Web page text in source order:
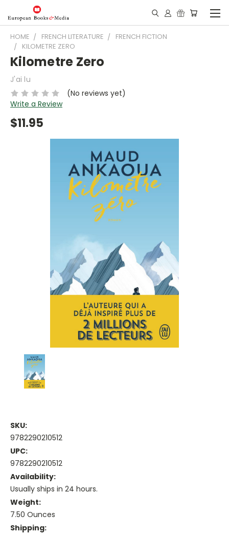
HOME FRENCH LITERATURE
FRENCH FICTION
KILOMETRE ZERO
Kilometre Zero
J'ai lu
(No reviews yet)
Write a Review
$11.95
SKU:
9782290210512
UPC:
9782290210512
Availability:
Usually ships in 24 hours.
Weight:
7.50 Ounces
Shipping: